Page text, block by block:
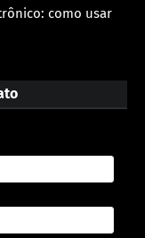
como usar